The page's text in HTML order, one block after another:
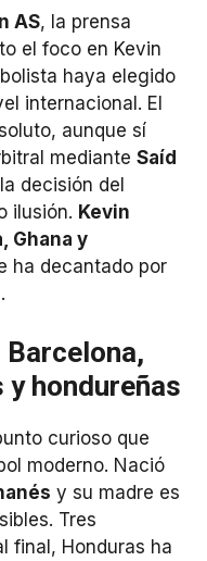
AS, la prensa
el foco en Kevin
haya elegido
internacional. El
aunque sí
mediante Saíd
decisión del
ilusión. Kevin
Ghana y
ha decantado por
Barcelona,
y hondureñas
curioso que
moderno. Nació
y su madre es
Tres
final, Honduras ha